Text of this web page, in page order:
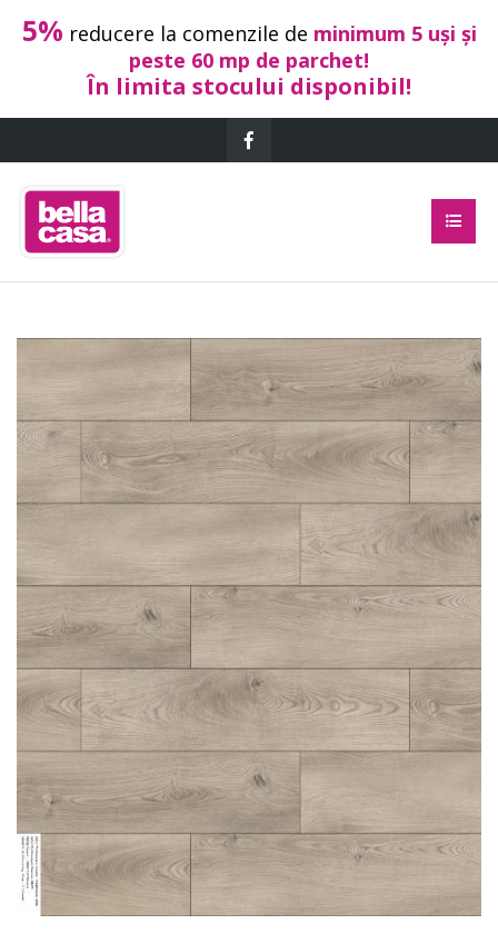
5% reducere la comenzile de minimum 5 uși și
peste 60 mp de parchet!
În limita stocului disponibil!